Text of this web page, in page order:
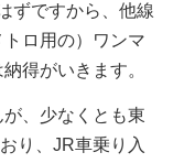
ずですから、他線
ロ用の）ワンマ
得がいきます。
、少なくとも東
り、JR車乗り入